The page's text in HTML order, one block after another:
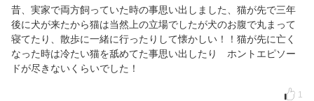
昔、実家で両方飼っていた時の事思い出しました、猫が先で三年
後に犬が来たから猫は当然上の立場でしたが犬のお腹で丸まって
寝てたり、散歩に一緒に行ったりして懐かしい！！猫が先に亡く
なった時は冷たい猫を舐めてた事思い出したり ホントエピソー
ドが尽きないくらいでした！
1